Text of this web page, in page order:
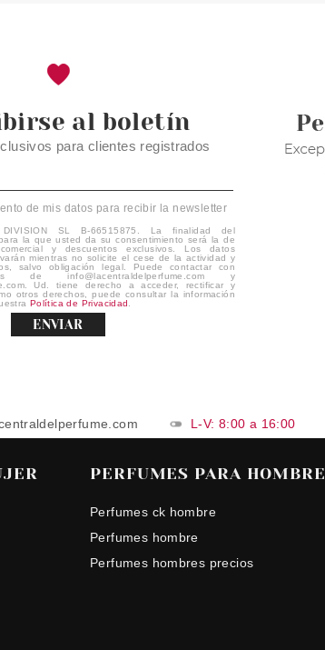
al boletín
para clientes registrados
de mis datos para recibir la newsletter
DIVISION SL B-66515875. La finalidad del
la que usted da su consentimiento será la de
y descuentos exclusivos. Los datos
mientras no solicite el cese de la actividad y
salvo obligación legal. Puede contactar con
info@lacentraldelperfume.com y
Ud. tiene derecho a acceder, rectificar y
otros derechos, puede consultar la información
Política de Privacidad
ENVIAR
L-V: 8:00 a 16:00
PERFUMES PARA HOMBRE
Perfumes ck hombre
Perfumes hombre
Perfumes hombres precios